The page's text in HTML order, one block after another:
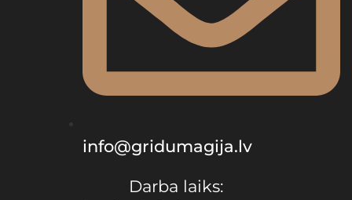
info@gridumagija.lv
Darba laiks: